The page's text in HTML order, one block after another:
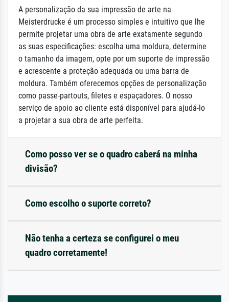
A personalização da sua impressão de arte na
Meisterdrucke é um processo simples e intuitivo que lhe
permite projetar uma obra de arte exatamente segundo
as suas especificações: escolha uma moldura, determine
o tamanho da imagem, opte por um suporte de impressão
e acrescente a proteção adequada ou uma barra de
moldura. Também oferecemos opções de personalização
como passe-partouts, filetes e espaçadores. O nosso
serviço de apoio ao cliente está disponível para ajudá-lo
a projetar a sua obra de arte perfeita.
Como posso ver se o quadro caberá na minha
divisão?
Como escolho o suporte correto?
Não tenha a certeza se configurei o meu
quadro corretamente!